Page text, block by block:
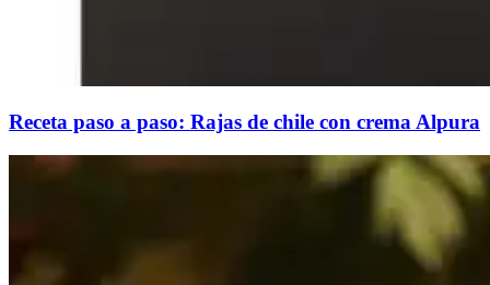
Receta paso a paso: Rajas de chile con crema Alpura